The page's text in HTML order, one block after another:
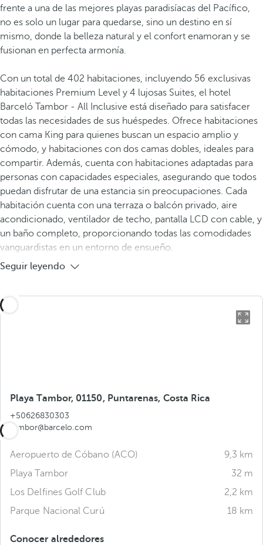
frente a una de las mejores playas paradisíacas del Pacífico,
no es solo un lugar para quedarse, sino un destino en sí
mismo, donde la belleza natural y el confort enamoran y se
fusionan en perfecta armonía.
Con un total de 402 habitaciones, incluyendo 56 exclusivas
habitaciones Premium Level y 4 lujosas Suites, el hotel
Barceló Tambor - All Inclusive está diseñado para satisfacer
todas las necesidades de sus huéspedes. Ofrece habitaciones
con cama King para quienes buscan un espacio amplio y
cómodo, y habitaciones con dos camas dobles, ideales para
compartir. Además, cuenta con habitaciones adaptadas para
personas con capacidades especiales, asegurando que todos
puedan disfrutar de una estancia sin preocupaciones. Cada
habitación cuenta con una terraza o balcón privado, aire
acondicionado, ventilador de techo, pantalla LCD con cable, y
un baño completo, proporcionando todas las comodidades
vanguardistas en un entorno de ensueño.
Seguir leyendo
Playa Tambor, 01150, Puntarenas, Costa Rica
+50626830303
tambor@barcelo.com
Aeropuerto de Cóbano (ACO)
9,3 km
Playa Tambor
32 m
Los Delfines Golf Club
2,2 km
Parque Nacional Curú
18 km
Conocer alrededores